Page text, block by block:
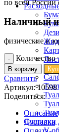
Сушилки
V-
по всей России
Наличный и
физические и
Количество
В корзину
Сравнить
Артикул:10598
Поделиться:
Описание
Доставка